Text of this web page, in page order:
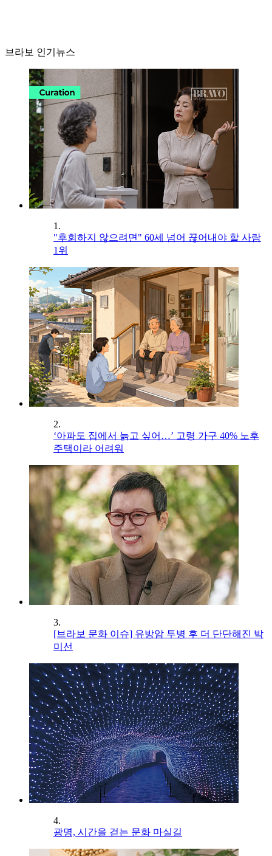
브라보 인기뉴스
1.
"후회하지 않으려면" 60세 넘어 끊어내야 할 사람
1위
2.
‘아파도 집에서 늙고 싶어…’ 고령 가구 40% 노후
주택이라 어려워
3.
[브라보 문화 이슈] 유방암 투병 후 더 단단해진 박
미선
4.
광명, 시간을 걷는 문화 마실길